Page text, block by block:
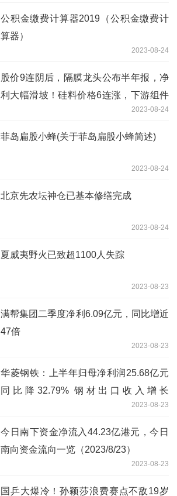
公积金缴费计算器2019（公积金缴费计
算器）
2023-08-24
股价9连阴后，隔膜龙头公布半年报，净
利大幅滑坡！硅料价格6连涨，下游组件
2023-08-24
菲岛扁股小蜂(关于菲岛扁股小蜂简述)
2023-08-24
北京先农坛神仓已基本修缮完成
2023-08-24
夏威夷野火已致超1100人失踪
2023-08-23
满帮集团二季度净利6.09亿元，同比增近
47倍
2023-08-23
华菱钢铁：上半年归母净利润25.68亿元
同比降32.79% 钢材出口收入增长
2023-08-23
今日南下资金净流入44.23亿港元，今日
南向资金流向一览（2023/8/23）
2023-08-23
国乒大爆冷！孙颖莎浪费赛点不敌19岁